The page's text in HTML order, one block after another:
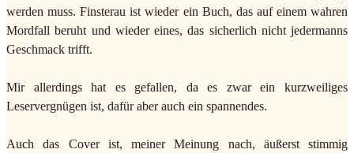
werden muss. Finsterau ist wieder ein Buch, das auf einem wahren
Mordfall beruht und wieder eines, das sicherlich nicht jedermanns
Geschmack trifft.
Mir allerdings hat es gefallen, da es zwar ein kurzweiliges
Leservergnügen ist, dafür aber auch ein spannendes.
Auch das Cover ist, meiner Meinung nach, äußerst stimmig